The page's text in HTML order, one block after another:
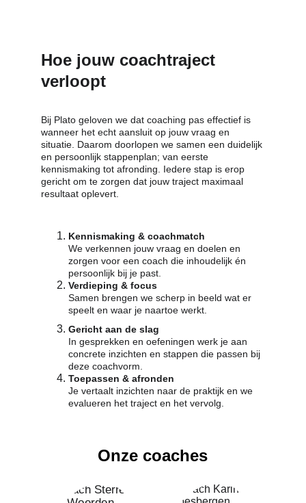
Hoe jouw coachtraject
verloopt
Bij Plato geloven we dat coaching pas effectief is
wanneer het echt aansluit op jouw vraag en
situatie. Daarom doorlopen we samen een duidelijk
en persoonlijk stappenplan; van eerste
kennismaking tot afronding. Iedere stap is erop
gericht om te zorgen dat jouw traject maximaal
resultaat oplevert.
Kennismaking & coachmatch
We verkennen jouw vraag en doelen en
zorgen voor een coach die inhoudelijk én
persoonlijk bij je past.
Verdieping & focus
Samen brengen we scherp in beeld wat er
speelt en waar je naartoe werkt.
Gericht aan de slag
In gesprekken en oefeningen werk je aan
concrete inzichten en stappen die passen bij
deze coachvorm.
Toepassen & afronden
Je vertaalt inzichten naar de praktijk en we
evalueren het traject en het vervolg.
Onze coaches